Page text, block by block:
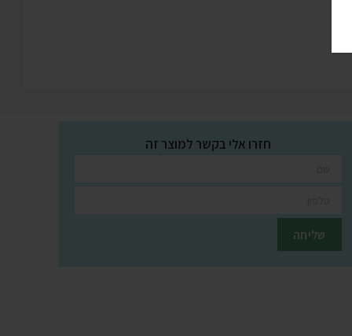
חזרו אלי בקשר למוצר זה
השאירו פרטים ונציגינו יחזרו אליכם בהקדם